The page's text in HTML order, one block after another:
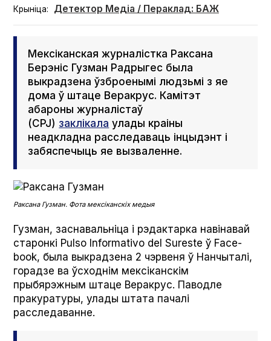
Крыніца: Детектор Медіа / Пераклад: БАЖ
Мексіканская журналістка Раксана
Берэніс Гузман Радрыгес была
выкрадзена ўзброенымі людзьмі з яе
дома ў штаце Веракрус. Камітэт
абароны журналістаў
(CPJ) заклікала улады краіны
неадкладна расследаваць інцыдэнт і
забяспечыць яе вызваленне.
Раксана Гузман. Фота мексіканскіх медыя
Гузман, заснавальніца і рэдактарка навінавай
старонкі Pul­so Infor­ma­ti­vo del Sureste ў Face­
book, была выкрадзена 2 чэрвеня ў Нанчыталі,
горадзе ва ўсходнім мексіканскім
прыбярэжным штаце Веракрус. Паводле
пракуратуры, улады штата пачалі
расследаванне.